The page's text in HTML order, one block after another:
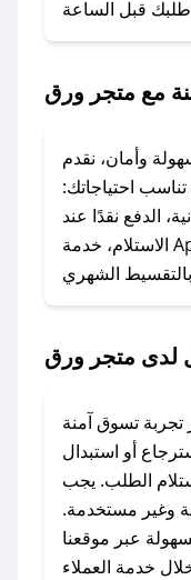
1. انسخ كود الخصم من تطبيق صحصح.
2. الصقه في خانة الدفع عند التسوق من متجر ورق.
### ماذا أفعل إذا لم يعمل كود الخصم؟
الإلكتروني،
وقت ممكن.
### ماذا أفعل إذا لم أجد كود خصم لمتجري
المفضل؟
المفضل، يمكنك
أسرع وقت ممكن.
### كيف تحصل على كوبونات خصم حصرية من
متجر ورق؟
حصرية، قم بما
يلي:
- اضغط على أيقونة متابعة لمتجر متجر ورق في
تطبيق صحصح.
مع متجر ورق
وأمان، نقدم
احتياجاتك:
الدفع نقدًا عند
الاستلام، خدمة Apple Pay، بالإضافة إلى إمكانية
لدى متجر ورق
تسوق آمنة
أو استبدال
7 أيام من استلام الطلب. يجب
وغير مستخدمة.
عبر موقعنا